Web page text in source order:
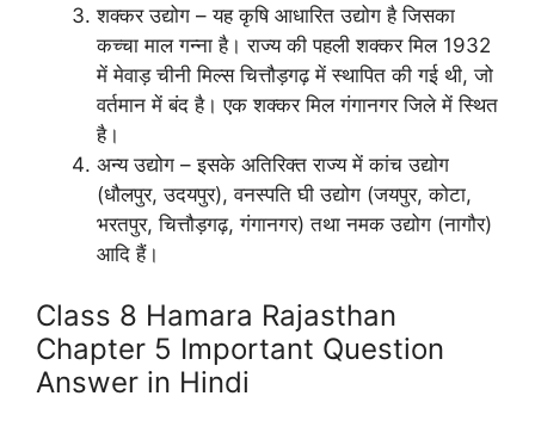
शक्कर उद्योग – यह कृषि आधारित उद्योग है जिसका
कच्चा माल गन्ना है। राज्य की पहली शक्कर मिल 1932
में मेवाड़ चीनी मिल्स चित्तौड़गढ़ में स्थापित की गई थी, जो
वर्तमान में बंद है। एक शक्कर मिल गंगानगर जिले में स्थित
है।
अन्य उद्योग – इसके अतिरिक्त राज्य में कांच उद्योग
(धौलपुर, उदयपुर), वनस्पति घी उद्योग (जयपुर, कोटा,
भरतपुर, चित्तौड़गढ़, गंगानगर) तथा नमक उद्योग (नागौर)
आदि हैं।
Class 8 Hamara Rajasthan
Chapter 5 Important Question
Answer in Hindi